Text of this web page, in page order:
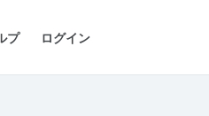
プ ログイン